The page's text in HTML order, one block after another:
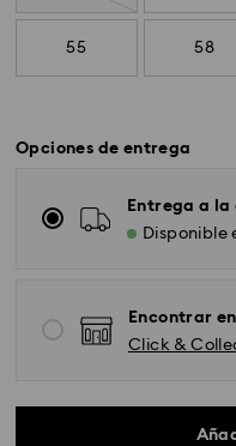
55 58
Opciones de entrega
Entrega a
Disponible
Encontrar
Click &